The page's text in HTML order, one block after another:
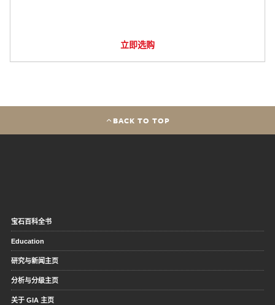
立即选购
BACK TO TOP
宝石百科全书
Education
研究与新闻主页
分析与分级主页
关于 GIA 主页